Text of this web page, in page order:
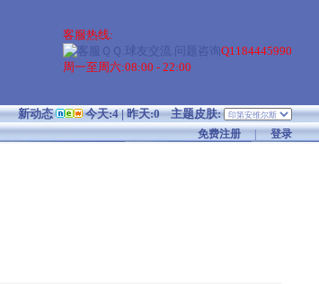
客服热线:
Q1184445990
周一至周六:08:00 - 22:00
新动态 今天:4 | 昨天:0主题皮肤:
免费注册 登录